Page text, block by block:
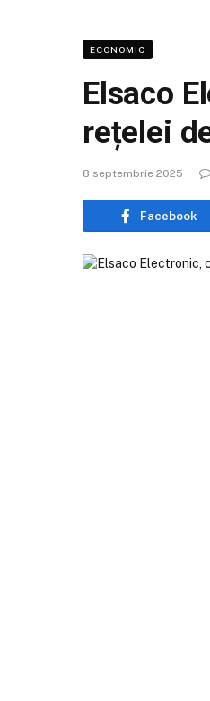
ECONOMIC
Elsaco
rețelei
8 septembrie 2025
Facebook